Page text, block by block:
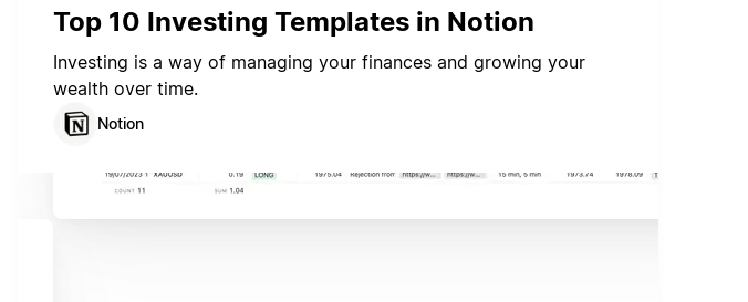
Top 10 Investing Templates in Notion
Investing is a way of managing your finances and growing your
wealth over time.
Notion